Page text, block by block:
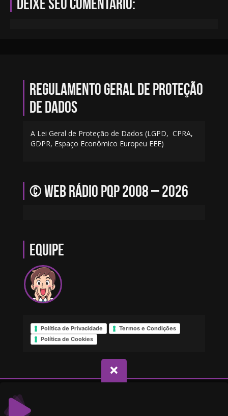
Regulamento geral de proteção
de dados
A Lei Geral de Proteção de Dados (LGPD, CPRA,
GDPR, Espaço Econômico Europeu EEE)
© Web Rádio PQP 2008 – 2026
Equipe
Política de Privacidade
Termos e Condições
Política de Cookies
© Direitos reservados - Web Rádio PQP